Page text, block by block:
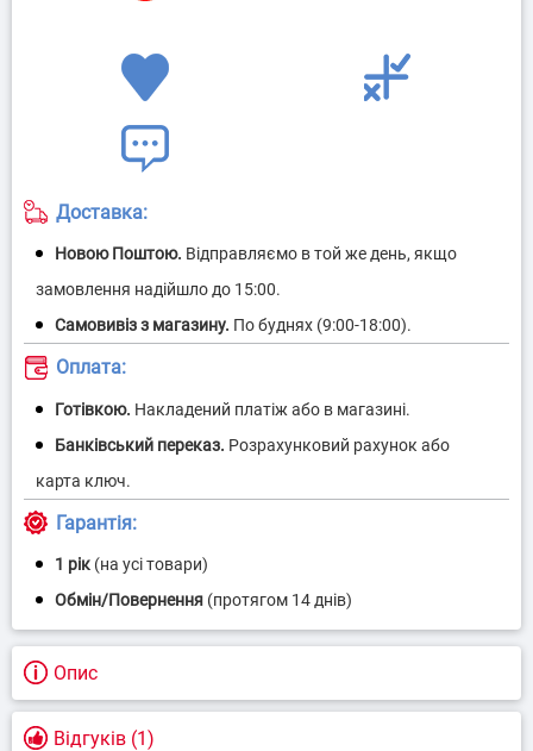
Доставка:
Оплата:
Гарантія:
1 рік (на усі товари)
Опис
Відгуків (1)